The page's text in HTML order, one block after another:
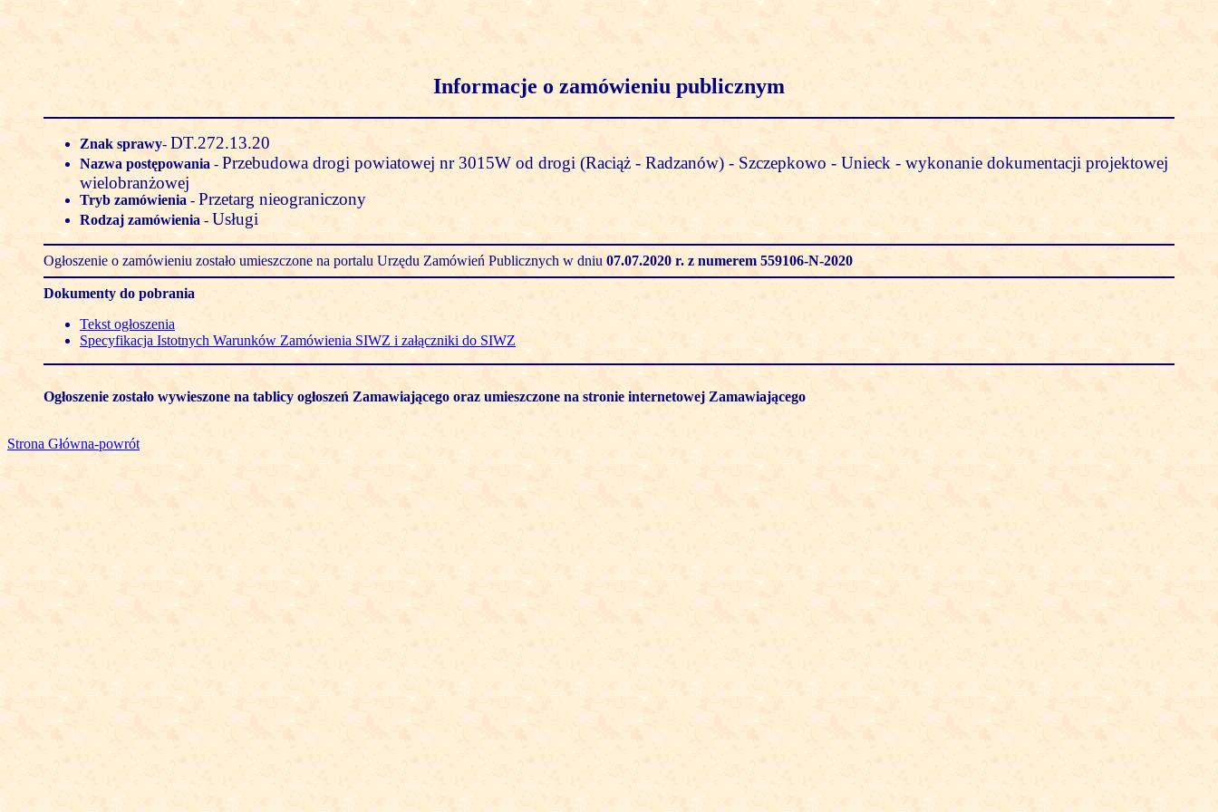
Informacje o zamówieniu publicznym
Znak sprawy- DT.272.13.20
Nazwa postępowania - Przebudowa drogi powiatowej nr 3015W od drogi (Raciąż - Radzanów) - Szczepkowo - Unieck - wykonanie dokumentacji projektowej
wielobranżowej
Tryb zamówienia - Przetarg nieograniczony
Rodzaj zamówienia - Usługi
Ogłoszenie o zamówieniu zostało umieszczone na portalu Urzędu Zamówień Publicznych w dniu 07.07.2020 r. z numerem 559106-N-2020
Dokumenty do pobrania
Tekst ogłoszenia
Specyfikacja Istotnych Warunków Zamówienia SIWZ i załączniki do SIWZ
Ogłoszenie zostało wywieszone na tablicy ogłoszeń Zamawiającego oraz umieszczone na stronie internetowej Zamawiającego
Strona Główna-powrót